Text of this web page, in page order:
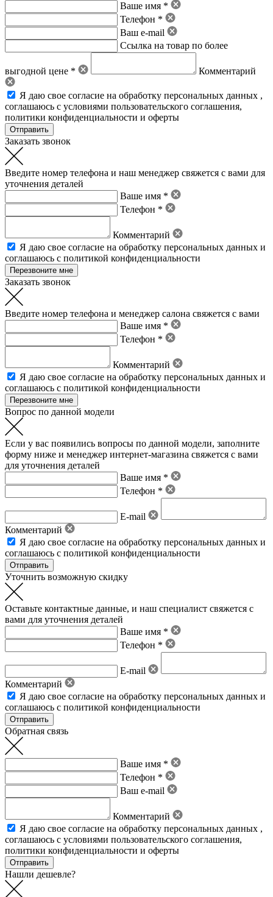
Ваше имя *
Телефон *
Ваш e-mail
Ссылка на товар по более
выгодной цене * Комментарий
Я даю свое согласие на обработку персональных данных ,
соглашаюсь с условиями пользовательского соглашения,
политики конфиденциальности и оферты
Заказать звонок
Введите номер телефона и наш менеджер свяжется с вами для
уточнения деталей
Ваше имя *
Телефон *
Комментарий
Я даю свое согласие на обработку персональных данных и
соглашаюсь с политикой конфиденциальности
Заказать звонок
Введите номер телефона и менеджер салона свяжется с вами
Ваше имя *
Телефон *
Комментарий
Я даю свое согласие на обработку персональных данных и
соглашаюсь с политикой конфиденциальности
Вопрос по данной модели
Если у вас появились вопросы по данной модели, заполните
форму ниже и менеджер интернет-магазина свяжется с вами
для уточнения деталей
Ваше имя *
Телефон *
E-mail
Комментарий
Я даю свое согласие на обработку персональных данных и
соглашаюсь с политикой конфиденциальности
Уточнить возможную скидку
Оставьте контактные данные, и наш специалист свяжется с
вами для уточнения деталей
Ваше имя *
Телефон *
E-mail
Комментарий
Я даю свое согласие на обработку персональных данных и
соглашаюсь с политикой конфиденциальности
Обратная связь
Ваше имя *
Телефон *
Ваш e-mail
Комментарий
Я даю свое согласие на обработку персональных данных ,
соглашаюсь с условиями пользовательского соглашения,
политики конфиденциальности и оферты
Нашли дешевле?